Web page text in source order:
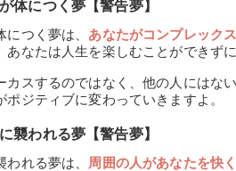
体につく夢【警告夢】
つく夢は、 あなたがコンプレック
あなたは人生を楽しむことができずに
カスするのではなく、他の人にはな
ポジティブに変わっていきますよ。
襲われる夢【警告夢】
れる夢は、 周囲の人があなたを快